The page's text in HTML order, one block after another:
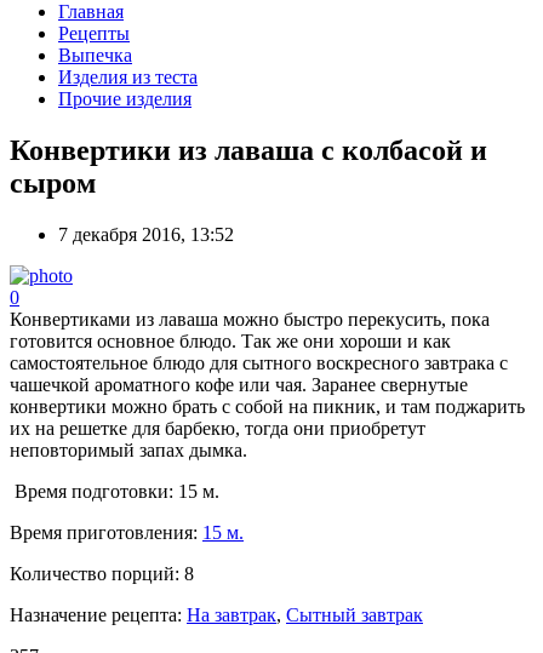
Главная
Рецепты
Выпечка
Изделия из теста
Прочие изделия
Конвертики из лаваша с колбасой и
сыром
7 декабря 2016, 13:52
0
Конвертиками из лаваша можно быстро перекусить, пока
готовится основное блюдо. Так же они хороши и как
самостоятельное блюдо для сытного воскресного завтрака с
чашечкой ароматного кофе или чая. Заранее свернутые
конвертики можно брать с собой на пикник, и там поджарить
их на решетке для барбекю, тогда они приобретут
неповторимый запах дымка.
Время подготовки: 15 м.
Время приготовления: 15 м.
Количество порций: 8
Назначение рецепта: На завтрак, Сытный завтрак